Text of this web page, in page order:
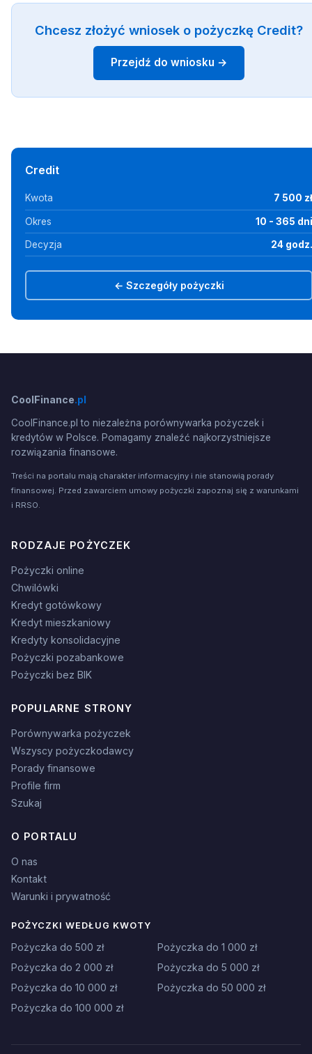
Chcesz złożyć wniosek o pożyczkę Credit?
Przejdź do wniosku →
Credit
Kwota 7 500 zł
Okres 10 - 365 dni
Decyzja 24 godz.
← Szczegóły pożyczki
CoolFinance.pl
CoolFinance.pl to niezależna porównywarka pożyczek i
kredytów w Polsce. Pomagamy znaleźć najkorzystniejsze
rozwiązania finansowe.
Treści na portalu mają charakter informacyjny i nie stanowią porady
finansowej. Przed zawarciem umowy pożyczki zapoznaj się z warunkami
i RRSO.
RODZAJE POŻYCZEK
Pożyczki online
Chwilówki
Kredyt gotówkowy
Kredyt mieszkaniowy
Kredyty konsolidacyjne
Pożyczki pozabankowe
Pożyczki bez BIK
POPULARNE STRONY
Porównywarka pożyczek
Wszyscy pożyczkodawcy
Porady finansowe
Profile firm
Szukaj
O PORTALU
O nas
Kontakt
Warunki i prywatność
POŻYCZKI WEDŁUG KWOTY
Pożyczka do 500 zł
Pożyczka do 1 000 zł
Pożyczka do 2 000 zł
Pożyczka do 5 000 zł
Pożyczka do 10 000 zł
Pożyczka do 50 000 zł
Pożyczka do 100 000 zł